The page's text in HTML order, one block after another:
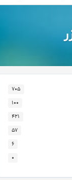
۷۰۵
۱۰۰
۴۲۱
۵۷
۶
۰